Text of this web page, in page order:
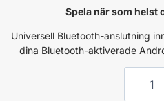
Spela när som helst
Universell Bluetooth-anslutning
dina Bluetooth-aktiverade
T3